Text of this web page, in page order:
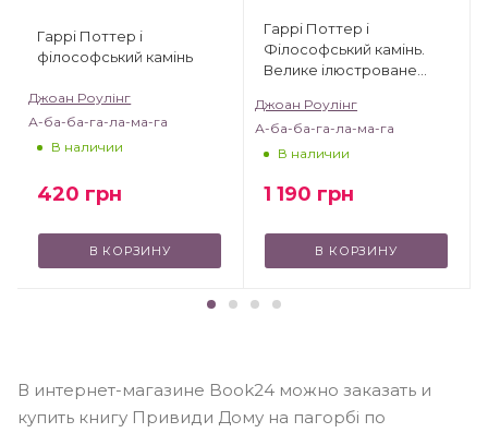
Гаррі Поттер і
філософський камінь
Джоан Роулінг
А-ба-ба-га-ла-ма-га
В наличии
420 грн
В КОРЗИНУ
Гаррі Поттер і
Філософський камінь.
Велике ілюстроване
Джоан Роулінг
А-ба-ба-га-ла-ма-га
В наличии
1 190 грн
В КОРЗИНУ
В интернет-магазине Book24 можно заказать и
купить книгу Привиди Дому на пагорбі по